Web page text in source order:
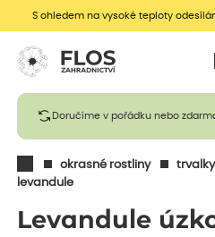
S ohledem na vysoké teploty
Doručíme v pořádku nebo
okrasné rostliny trvalky
levandule
Levandule